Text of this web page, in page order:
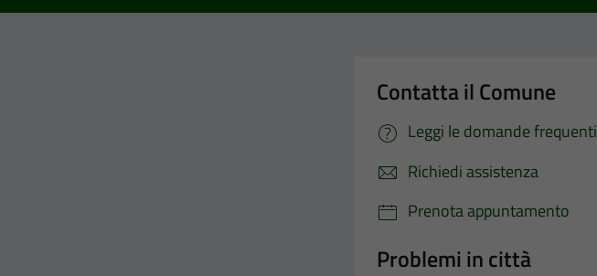
Contatta il Comune
Leggi le domande frequenti
Richiedi assistenza
Prenota appuntamento
Problemi in città